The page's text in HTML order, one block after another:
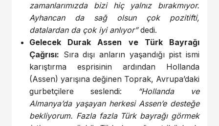
zamanlarımızda bizi hiç yalnız bırakmıyor.
Ayhancan da sağ olsun çok pozitifti,
datalardan da çok iyi anlıyor”dedi.
Gelecek Durak Assen ve Türk Bayrağı
Çağrısı: Sıra dışı anların yaşandığı pist ismi
karıştırma esprisinin ardından Hollanda
(Assen) yarışına değinen Toprak, Avrupa’daki
gurbetçilere seslendi:
“Hollanda ve
Almanya’da yaşayan herkesi Assen’e desteğe
bekliyorum. Fazla fazla Türk bayrağı görmek